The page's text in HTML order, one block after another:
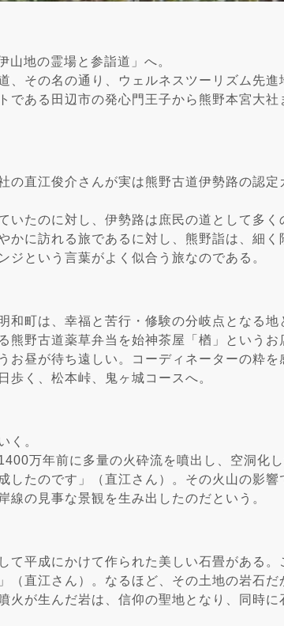
地の霊場と参詣道」へ。
、その名の通り、ウェルネスツーリズム先
である田辺市の発心門王子から熊野本宮大
の直江俊介さんが実は熊野古道伊勢路の認
いたのに対し、伊勢路は庶民の道として多
かに訪れる旅であるに対し、熊野詣は、細
という言葉がよく似合う旅なのである。
和町は、幸福と苦行・修験の分岐点となる
熊野古道薬草弁当を始神茶屋「楢」という
昼が待ち遠しい。コーディネーターの粋
歩く、松本峠、鬼ヶ城コースへ。
く。
万年前に多量の火砕流を噴出し、空洞
したのです」（直江さん）。その火山の影
の見事な景観を生み出したのだという。
て平成にかけて作られた美しい石畳がある
（直江さん）。なるほど、その土地の岩石
火が生んだ岩は、信仰の聖地となり、同時